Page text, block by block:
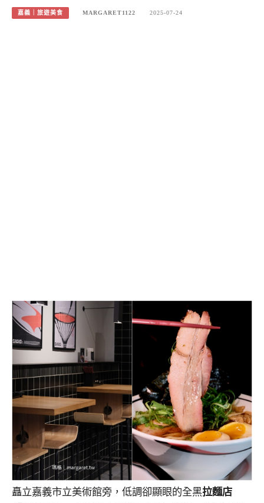
嘉義｜旅遊美食 MARGARET1122 2025-07-24
矗立嘉義市立美術館旁，低調卻顯眼的全黑拉麵店